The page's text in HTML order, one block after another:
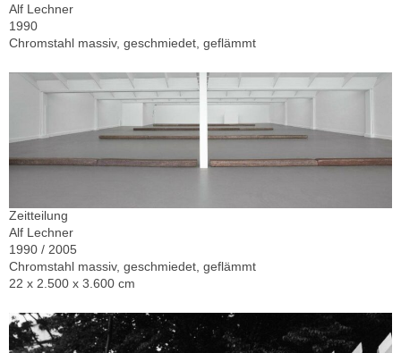
Alf Lechner
1990
Chromstahl massiv, geschmiedet, geflämmt
Zeitteilung
Alf Lechner
1990 / 2005
Chromstahl massiv, geschmiedet, geflämmt
22 x 2.500 x 3.600 cm